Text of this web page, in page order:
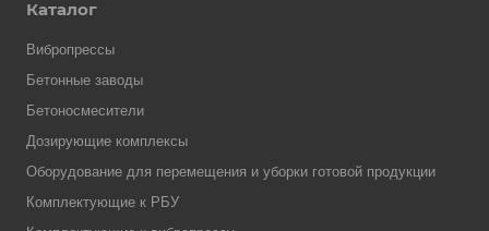
Каталог
Вибропрессы
Бетонные заводы
Бетоносмесители
Дозирующие комплексы
Оборудование для перемещения и уборки готовой продукции
Комплектующие к РБУ